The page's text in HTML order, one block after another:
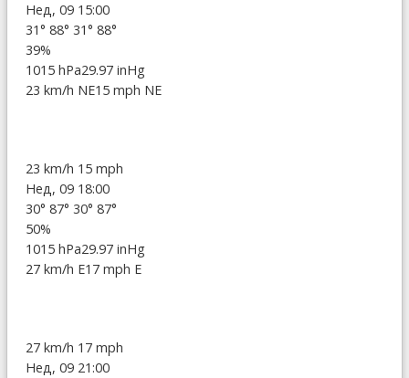
Нед, 09 15:00
31° 88° 31° 88°
39%
1015 hPa29.97 inHg
23 km/h NE15 mph NE
23 km/h 15 mph
Нед, 09 18:00
30° 87° 30° 87°
50%
1015 hPa29.97 inHg
27 km/h E17 mph E
27 km/h 17 mph
Нед, 09 21:00